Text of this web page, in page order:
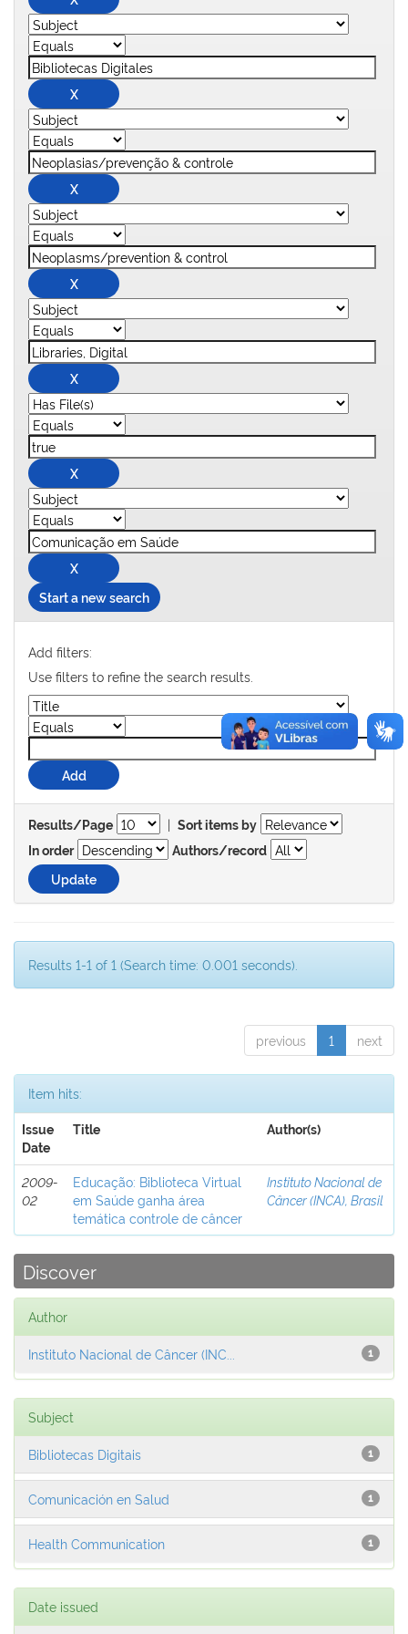
Start a new search
Add filters:
Use filters to refine the search results.
Results/Page | Sort items by
In order
Authors/record
Results 1-1 of 1 (Search time: 0.001 seconds).
previous 1 next
Item hits:
Issue
Date
Title Author(s)
2009-
02
Educação: Biblioteca Virtual
em Saúde ganha área
temática controle de câncer
Instituto Nacional de
Câncer (INCA), Brasil
Discover
Author
1
Instituto Nacional de Câncer (INC...
Subject
1
Bibliotecas Digitais
1
Comunicación en Salud
1
Health Communication
Date issued